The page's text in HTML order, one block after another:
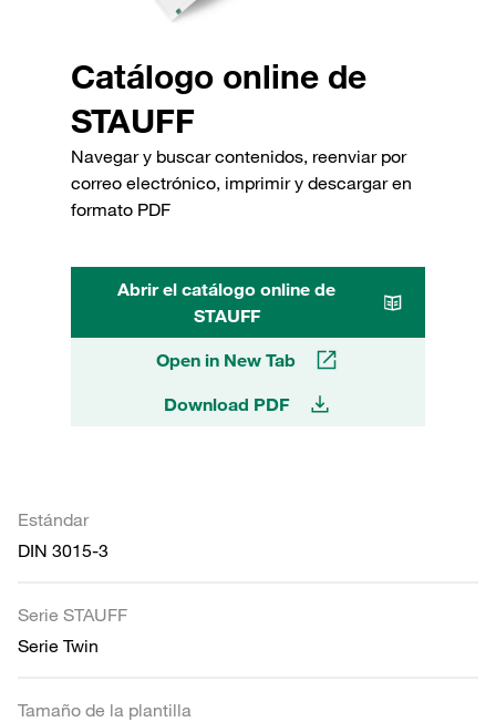
Catálogo online de
STAUFF
Navegar y buscar contenidos, reenviar por
correo electrónico, imprimir y descargar en
formato PDF
Abrir el catálogo online de
STAUFF
Open in New Tab
Download PDF
Estándar
DIN 3015-3
Serie STAUFF
Serie Twin
Tamaño de la plantilla